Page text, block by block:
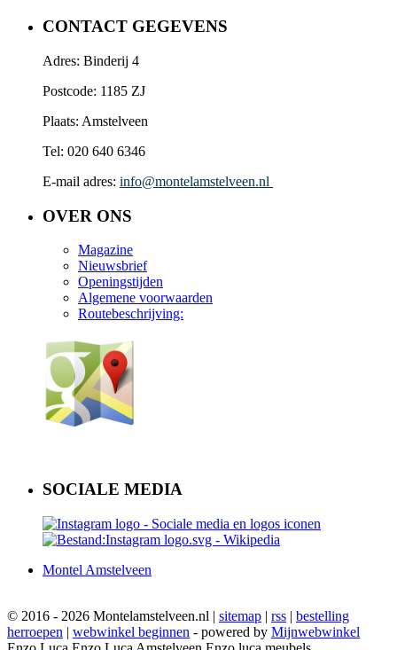
CONTACT GEGEVENS
Adres: Binderij 4
Postcode: 1185 ZJ
Plaats: Amstelveen
Tel: 020 640 6346
E-mail adres: info@montelamstelveen.nl
OVER ONS
Magazine
Nieuwsbrief
Openingstijden
Algemene voorwaarden
Routebeschrijving:
SOCIALE MEDIA
Montel Amstelveen
© 2016 - 2026 Montelamstelveen.nl | sitemap | rss | bestelling
herroepen | webwinkel beginnen - powered by Mijnwebwinkel